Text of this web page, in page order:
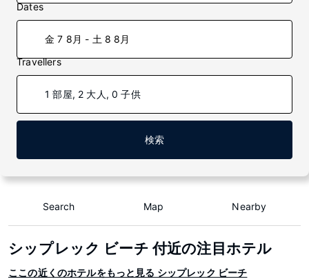
Dates
金 7 8月 - 土 8 8月
Travellers
1 部屋, 2 大人, 0 子供
検索
Search Map Nearby
シップレック ビーチ 付近の注目ホテル
ここの近くのホテルをもっと見る シップレック ビーチ